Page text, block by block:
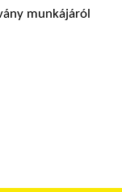
munkájáról